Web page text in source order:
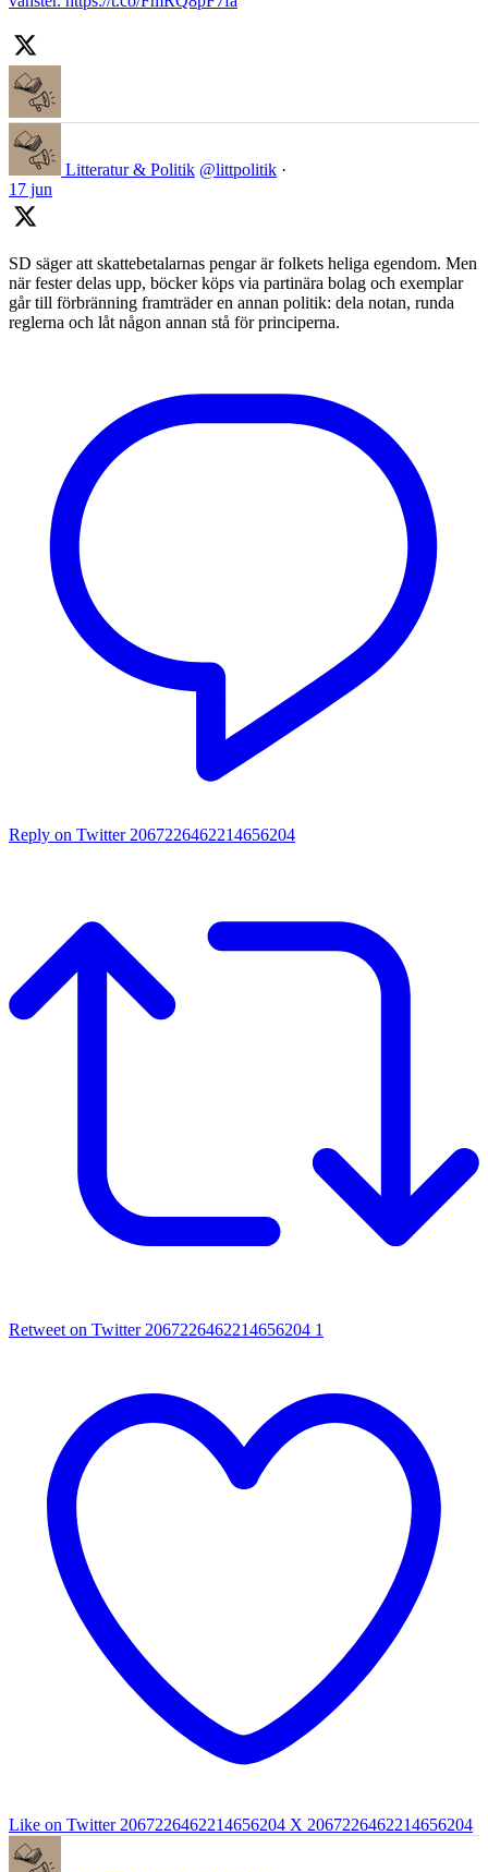
Litteratur & Politik @littpolitik ·
17 jun
SD säger att skattebetalarnas pengar är folkets heliga egendom. Men
när fester delas upp, böcker köps via partinära bolag och exemplar
går till förbränning framträder en annan politik: dela notan, runda
reglerna och låt någon annan stå för principerna.
Reply on Twitter 2067226462214656204
Retweet on Twitter 2067226462214656204 1
Like on Twitter 2067226462214656204 X 2067226462214656204